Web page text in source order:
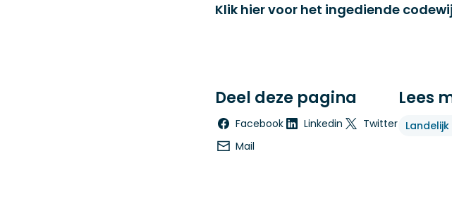
Klik hier voor het ingediende
Deel deze pagina
Facebook Linkedin
Twitter
Mail
Lees